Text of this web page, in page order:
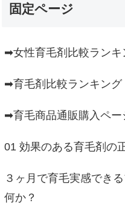
固定ページ
➡女性育毛剤比較ランキ
➡育毛剤比較ランキング
➡育毛商品通販購入ペー
01 効果のある育毛剤の
３ヶ月で育毛実感でき
何か？